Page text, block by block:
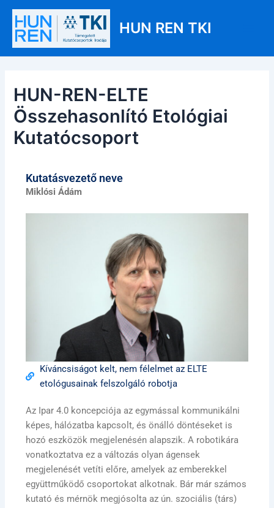
Skip
content
HUN REN TKI
HUN-REN-ELTE
Összehasonlító Etológiai
Kutatócsoport
Kutatásvezető neve
Miklósi Ádám
Kíváncsiságot kelt, nem félelmet az ELTE
etológusainak felszolgáló robotja
Az Ipar 4.0 koncepciója az egymással kommunikálni
képes, hálózatba kapcsolt, és önálló döntéseket is
hozó eszközök megjelenésén alapszik. A robotikára
vonatkoztatva ez a változás olyan ágensek
megjelenését vetíti előre, amelyek az emberekkel
együttműködő csoportokat alkotnak. Bár már számos
kutató és mérnök megjósolta az ún. szociális (társ)
Post
navigation